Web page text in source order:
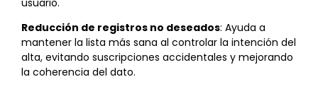
Reducción de registros no deseados: Ayuda a
mantener la lista más sana al controlar la intención del
alta, evitando suscripciones accidentales y mejorando
la coherencia del dato.